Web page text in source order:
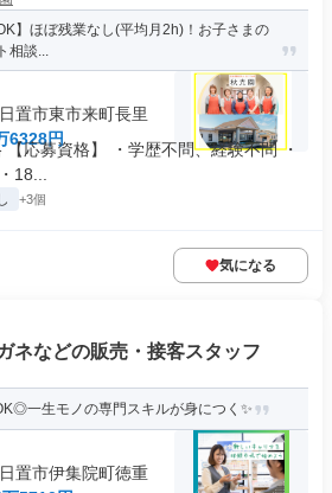
】ほぼ残業なし(平均月2h)！お子さまの
相談...
置市東市来町長里
6328円
応募資格】 ・学歴不問、経験不問 ・
18...
+3個
気になる
ネなどの販売・接客スタッフ
一生モノの専門スキルが身につく✨
置市伊集院町徳重